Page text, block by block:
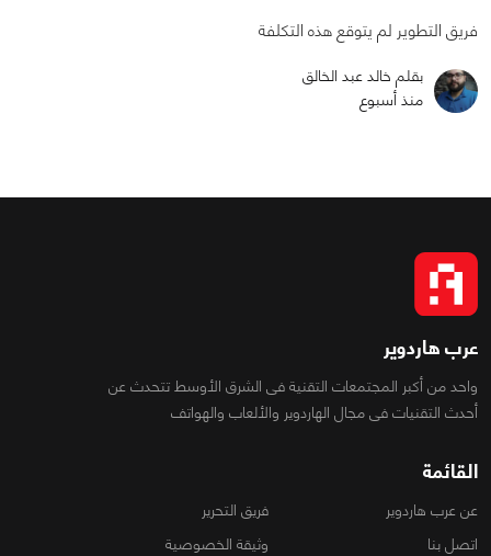
فريق التطوير لم يتوقع هذه التكلفة
بقلم خالد عبد الخالق
منذ أسبوع
عرب هاردوير
واحد من أكبر المجتمعات التقنية فى الشرق الأوسط تتحدث عن
أحدث التقنيات فى مجال الهاردوير والألعاب والهواتف
القائمة
عن عرب هاردوير
فريق التحرير
اتصل بنا
وثيقة الخصوصية